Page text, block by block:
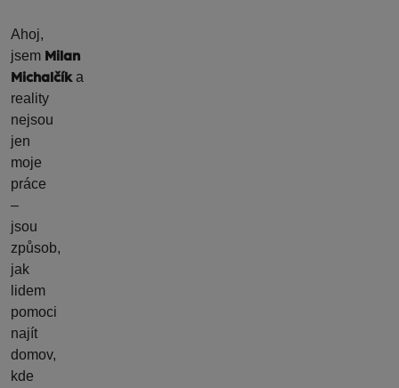
Ahoj,
jsem Milan
Michalčík a
reality
nejsou
jen
moje
práce
–
jsou
způsob,
jak
lidem
pomoci
najít
domov,
kde